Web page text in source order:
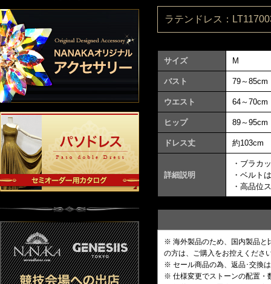
ラテンドレス：
サイズ M
バスト 79～85cm
ウエスト 64～70cm
ヒップ 89～95cm
ドレス丈 約103cm
詳細説明
・ブラカ
・ベルト
・高品位
※ 海外製品のため、国内製品と
の方は、ご購入をお控えくださ
※ セール商品の為、返品･交換
※ 仕様変更でストーンの配置・